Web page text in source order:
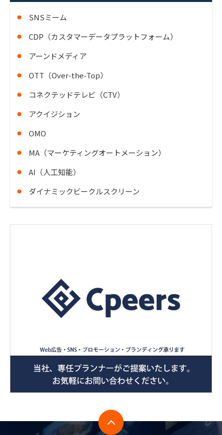
SNSミーム
CDP（カスタマーデータプラットフォーム）
アーンドメディア
OTT（Over-the-Top）
コネクテッドテレビ（CTV）
アクイジション
OMO
MA（マーケティングオートメーション）
AI（人工知能）
ダイナミックビークルスクリーン